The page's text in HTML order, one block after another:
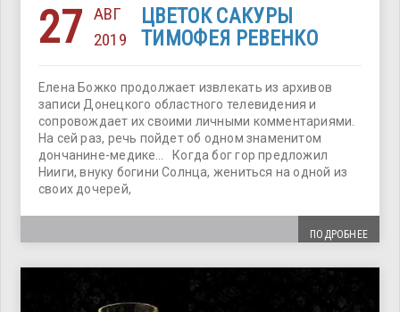
27 АВГ
2019
ЦВЕТОК САКУРЫ
ТИМОФЕЯ РЕВЕНКО
Елена Божко продолжает извлекать из архивов
записи Донецкого областного телевидения и
сопровождает их своими личными комментариями.
На сей раз, речь пойдет об одном знаменитом
дончанине-медике… Когда бог гор предложил
Нииги, внуку богини Солнца, жениться на одной из
своих дочерей,
ПОДРОБНЕЕ